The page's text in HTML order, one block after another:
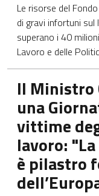
Le risorse del
di gravi infortuni sul
superano i 40
Lavoro e delle
Il Ministro
una
vittime
lavoro:
è pilastro